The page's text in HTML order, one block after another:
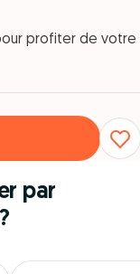
profiter de votre
par